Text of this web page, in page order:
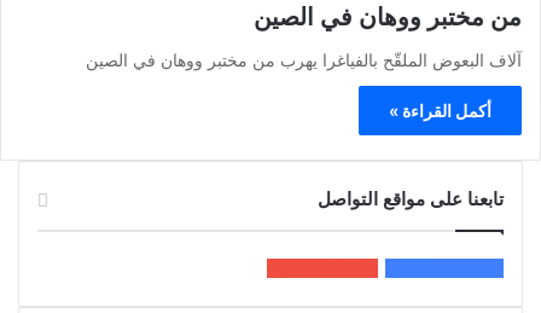
من مختبر ووهان في الصين
آلاف البعوض الملقّح بالفياغرا يهرب من مختبر ووهان في الصين
أكمل القراءة »
تابعنا على مواقع التواصل